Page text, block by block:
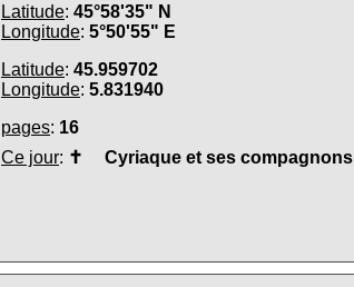
Latitude: 45°58'35" N
Longitude: 5°50'55" E
Latitude: 45.959702
Longitude: 5.831940
pages: 16
Ce jour: ✝ Cyriaque et ses compagnons